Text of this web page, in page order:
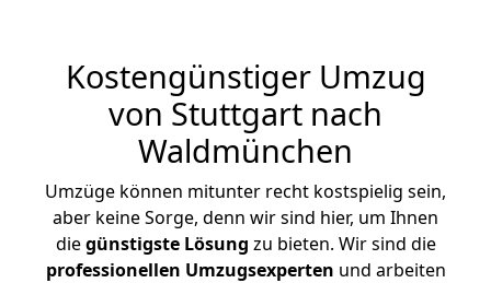
Kostengünstiger Umzug
von Stuttgart nach
Waldmünchen
Umzüge können mitunter recht kostspielig sein,
aber keine Sorge, denn wir sind hier, um Ihnen
diegünstigste Lösung zu bieten. Wir sind die
professionellen Umzugsexperten und arbeiten